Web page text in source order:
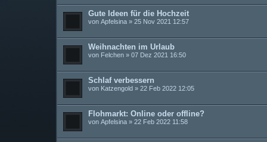
Gute Ideen für die Hochzeit
von Apfelsina » 25 Nov 2021 12:57
Weihnachten im Urlaub
von Felchen » 07 Dez 2021 16:50
Schlaf verbessern
von Katzengold » 22 Feb 2022 12:05
Flohmarkt: Online oder offline?
von Apfelsina » 22 Feb 2022 11:58